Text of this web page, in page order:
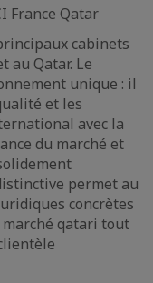
France Qatar
cabinets
au Qatar. Le
unique : il
et les
avec la
du marché et
permet au
concrètes
qatari tout